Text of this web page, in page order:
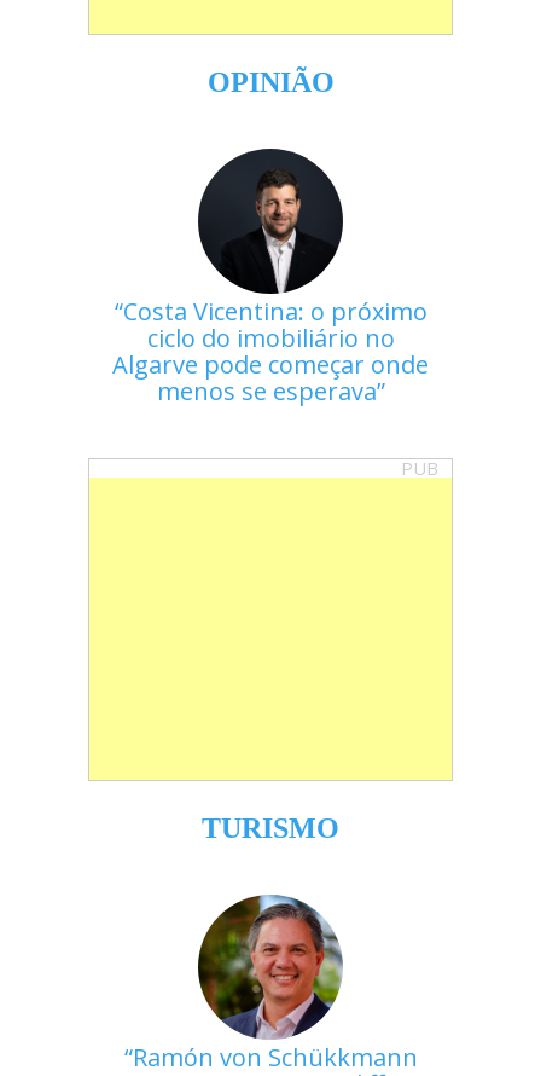
OPINIÃO
Costa Vicentina: o próximo
ciclo do imobiliário no
Algarve pode começar onde
menos se esperava
PUB
TURISMO
Ramón von Schükkmann